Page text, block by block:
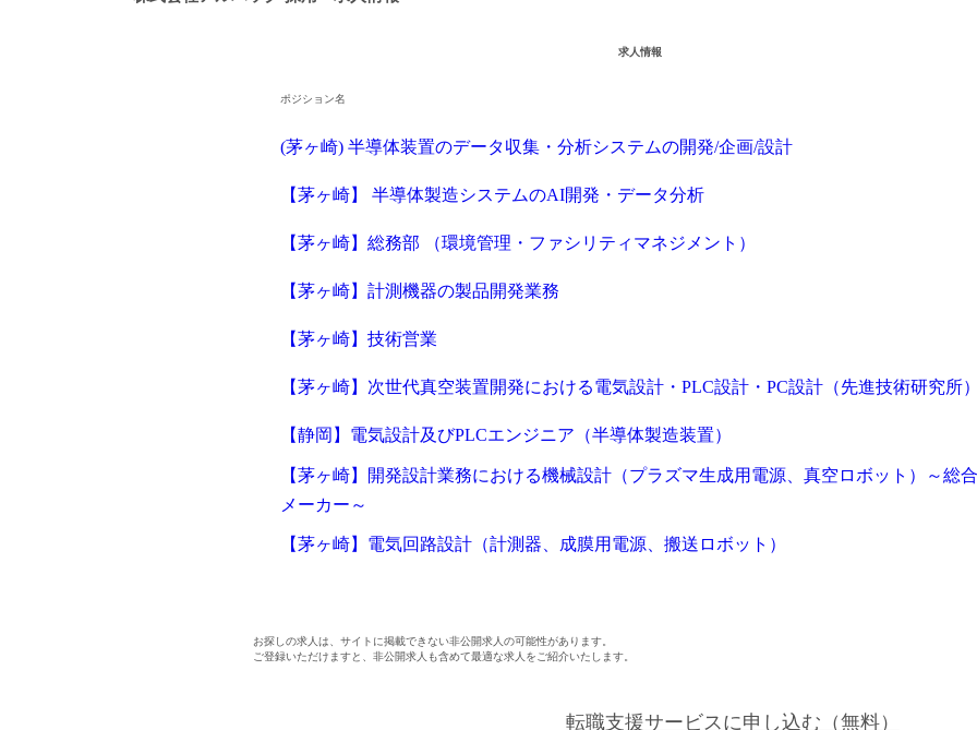
求人情報
ポジション名
(茅ヶ崎) 半導体装置のデータ収集・分析システムの開発/企画/設計
【茅ヶ崎】 半導体製造システムのAI開発・データ分析
【茅ヶ崎】総務部 （環境管理・ファシリティマネジメント）
【茅ヶ崎】計測機器の製品開発業務
【茅ヶ崎】技術営業
【茅ヶ崎】次世代真空装置開発における電気設計・PLC設計・PC設計（先進技術研究所）
【静岡】電気設計及びPLCエンジニア（半導体製造装置）
【茅ヶ崎】開発設計業務における機械設計（プラズマ生成用電源、真空ロボット）～総
メーカー～
【茅ヶ崎】電気回路設計（計測器、成膜用電源、搬送ロボット）
お探しの求人は、サイトに掲載できない非公開求人の可能性があります。
ご登録いただけますと、非公開求人も含めて最適な求人をご紹介いたします。
転職支援サービスに申し込む （無料）